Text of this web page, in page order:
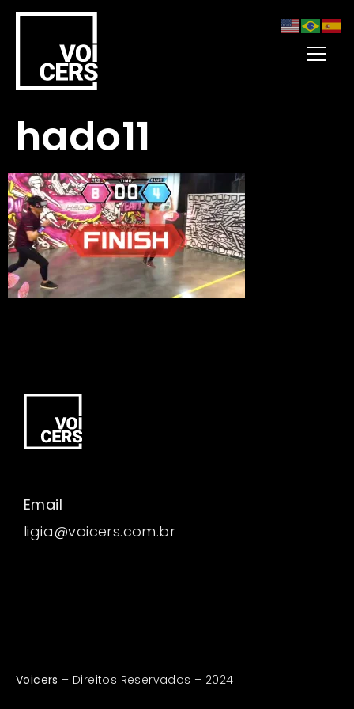
hado11
Email
ligia@voicers.com.br
Voicers – Direitos Reservados – 2024